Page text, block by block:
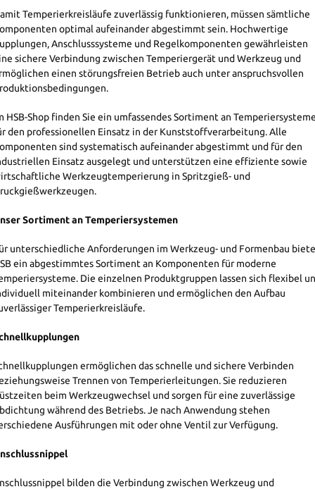
Temperierkreisläufe zuverlässig funktionieren, müssen sämtliche
optimal aufeinander abgestimmt sein. Hochwertige
Anschlusssysteme und Regelkomponenten gewährleisten
sichere Verbindung zwischen Temperiergerät und Werkzeug und
einen störungsfreien Betrieb auch unter anspruchsvollen
HSB-Shop finden Sie ein umfassendes Sortiment an
den professionellen Einsatz in der Kunststoffverarbeitung. Alle
sind systematisch aufeinander abgestimmt und für den
Einsatz ausgelegt und unterstützen eine effiziente sowie
Werkzeugtemperierung in Spritzgieß- und
Sortiment an Temperiersystemen
unterschiedliche Anforderungen im Werkzeug- und Formenbau
ein abgestimmtes Sortiment an Komponenten für moderne
Die einzelnen Produktgruppen lassen sich flexibel
miteinander kombinieren und ermöglichen den Aufbau
Temperierkreisläufe.
ermöglichen das schnelle und sichere Verbinden
Trennen von Temperierleitungen. Sie reduzieren
beim Werkzeugwechsel und sorgen für eine zuverlässige
während des Betriebs. Je nach Anwendung stehen
Ausführungen mit oder ohne Ventil zur Verfügung.
bilden die Verbindung zwischen Werkzeug und